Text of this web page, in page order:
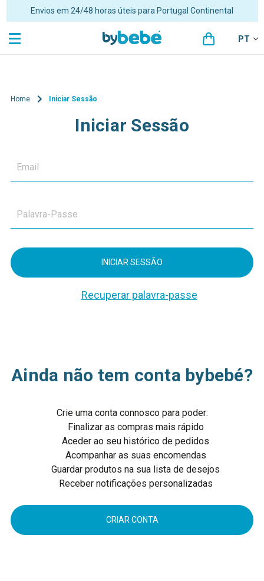
Portes grátis para encomendas superiores a 48€ para Portugal
Continental
PT
Home Iniciar Sessão
Iniciar Sessão
Recuperar palavra-passe
Ainda não tem conta bybebé?
Crie uma conta connosco para poder:
Finalizar as compras mais rápido
Aceder ao seu histórico de pedidos
Acompanhar as suas encomendas
Guardar produtos na sua lista de desejos
Receber notificações personalizadas
CRIAR CONTA